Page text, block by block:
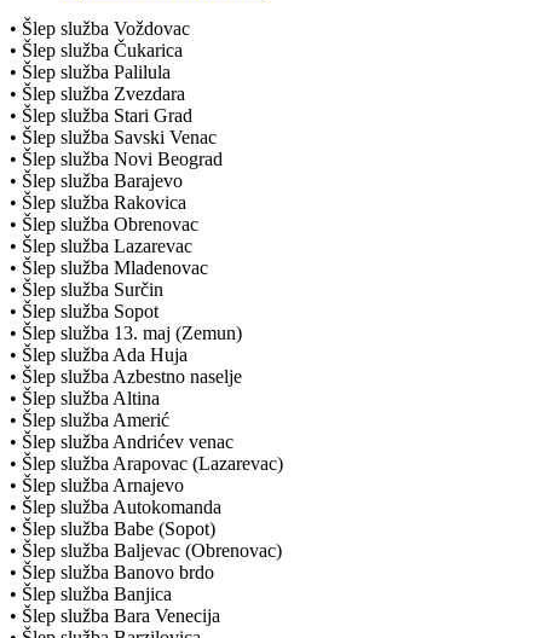
• Šlep služba Voždovac
• Šlep služba Čukarica
• Šlep služba Palilula
• Šlep služba Zvezdara
• Šlep služba Stari Grad
• Šlep služba Savski Venac
• Šlep služba Novi Beograd
• Šlep služba Barajevo
• Šlep služba Rakovica
• Šlep služba Obrenovac
• Šlep služba Lazarevac
• Šlep služba Mladenovac
• Šlep služba Surčin
• Šlep služba Sopot
• Šlep služba 13. maj (Zemun)
• Šlep služba Ada Huja
• Šlep služba Azbestno naselje
• Šlep služba Altina
• Šlep služba Amerić
• Šlep služba Andrićev venac
• Šlep služba Arapovac (Lazarevac)
• Šlep služba Arnajevo
• Šlep služba Autokomanda
• Šlep služba Babe (Sopot)
• Šlep služba Baljevac (Obrenovac)
• Šlep služba Banovo brdo
• Šlep služba Banjica
• Šlep služba Bara Venecija